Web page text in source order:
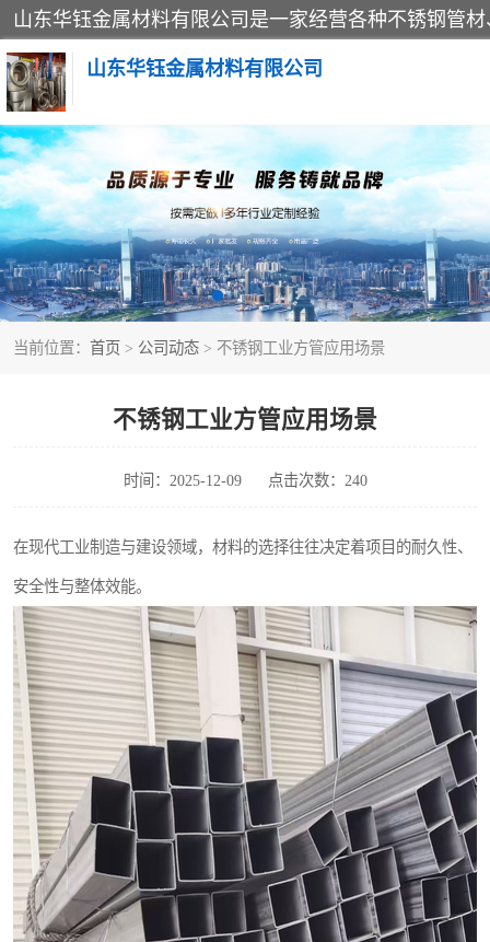
山东华钰金属材料有限公司
当前位置： 首页 > 公司动态 > 不锈钢工业方管应用场景
不锈钢工业方管应用场景
时间：2025-12-09 点击次数：240
在现代工业制造与建设领域，材料的选择往往决定着项目的耐久性、
安全性与整体效能。
不锈钢管
管件标准件
不锈钢人孔
不锈钢角钢